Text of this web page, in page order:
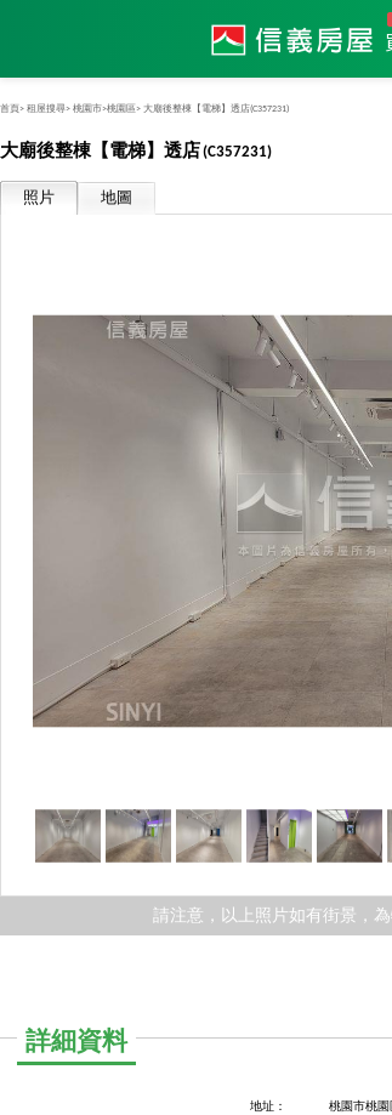
首頁> 租屋搜尋> 桃園市>桃園區> 大廟後整棟【電梯】透店(C357231)
大廟後整棟【電梯】透店(C357231)
照片 地圖
請注意，以上照片如有街景，
詳細資料
地址： 桃園市桃